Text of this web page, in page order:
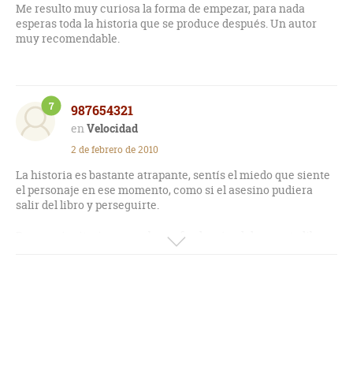
Me resulto muy curiosa la forma de empezar, para nada
esperas toda la historia que se produce después. Un autor
muy recomendable.
987654321
Velocidad
7
2 de febrero de 2010
La historia es bastante atrapante, sentís el miedo que siente
el personaje en ese momento, como si el asesino pudiera
salir del libro y perseguirte.
Pero a mi criterio, esperaba un final mejor del que este libro
tiene, pero a pesar de ello, debo reconocer que el final no era